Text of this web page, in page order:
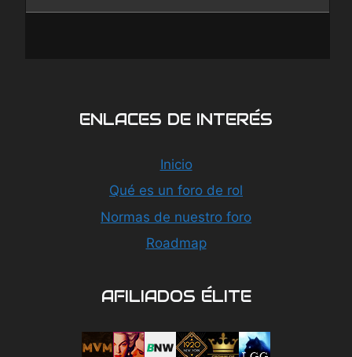
ENLACES DE INTERÉS
Inicio
Qué es un foro de rol
Normas de nuestro foro
Roadmap
AFILIADOS ÉLITE